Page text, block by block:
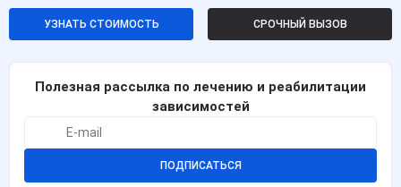
УЗНАТЬ СТОИМОСТЬ СРОЧНЫЙ ВЫЗОВ
Полезная рассылка по лечению и реабилитации
зависимостей
ПОДПИСАТЬСЯ